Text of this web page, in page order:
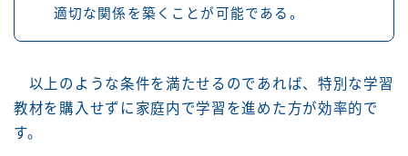
適切な関係を築くことが可能である。
以上のような条件を満たせるのであれば、特別な学習
教材を購入せずに家庭内で学習を進めた方が効率的で
す。